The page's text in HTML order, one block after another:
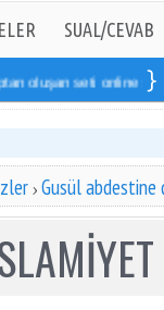
SUAL/CEVAB
seti online sipariş
Gusül